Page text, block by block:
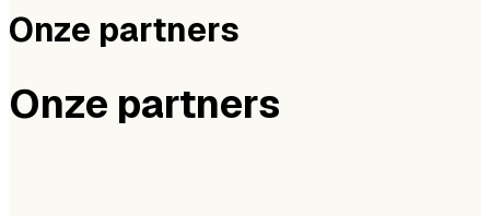
Onze partners
Onze partners